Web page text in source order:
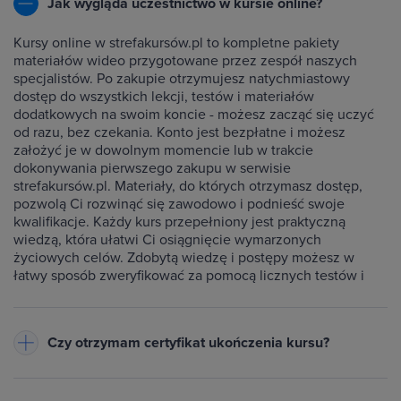
Kursy online w strefakursów.pl to kompletne pakiety
materiałów wideo przygotowane przez zespół naszych
specjalistów. Po zakupie otrzymujesz natychmiastowy
dostęp do wszystkich lekcji, testów i materiałów
dodatkowych na swoim koncie - możesz zacząć się uczyć
od razu, bez czekania. Konto jest bezpłatne i możesz
założyć je w dowolnym momencie lub w trakcie
dokonywania pierwszego zakupu w serwisie
strefakursów.pl. Materiały, do których otrzymasz dostęp,
pozwolą Ci rozwinąć się zawodowo i podnieść swoje
kwalifikacje. Każdy kurs przepełniony jest praktyczną
wiedzą, która ułatwi Ci osiągnięcie wymarzonych
życiowych celów. Zdobytą wiedzę i postępy możesz w
łatwy sposób zweryfikować za pomocą licznych testów i
Czy otrzymam certyfikat ukończenia kursu?